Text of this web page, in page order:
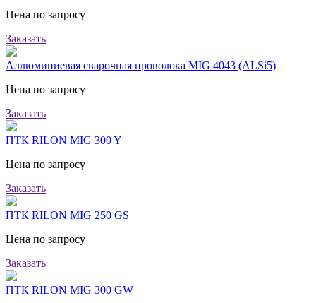
Цена по запросу
Заказать
Аллюминиевая сварочная проволока MIG 4043 (ALSi5)
Цена по запросу
Заказать
ПТК RILON MIG 300 Y
Цена по запросу
Заказать
ПТК RILON MIG 250 GS
Цена по запросу
Заказать
ПТК RILON MIG 300 GW